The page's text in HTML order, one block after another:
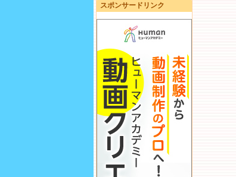
スポンサードリンク